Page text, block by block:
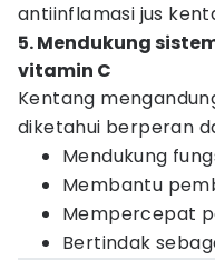
antiinflamasi jus
5. Mendukung
vitamin C
Kentang
diketahui berperan
Mendukung
Membantu
Mempercepat
Bertindak